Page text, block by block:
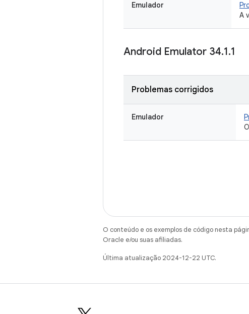
Emulador
A
Android Emulator 34.1.1
Problemas corrigidos
Emulador
O conteúdo e os exemplos de código nesta
Oracle e/ou suas afiliadas.
Última atualização 2024-12-22 UTC.